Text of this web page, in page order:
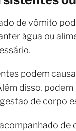
de vômito
água ou
podem
disso,
de corpo
de